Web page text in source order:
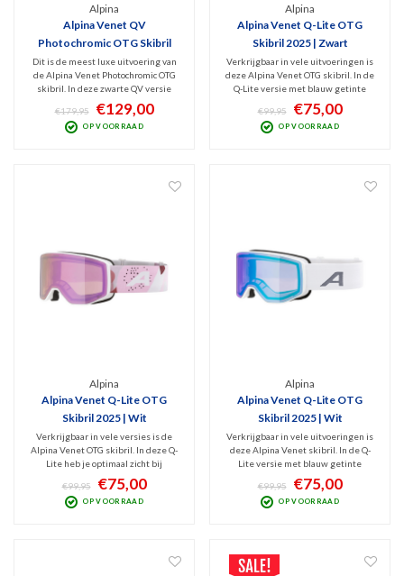
Alpina
Alpina Venet QV
Photochromic OTG Skibril
2025 | Zwart
Dit is de meest luxe uitvoering van
de Alpina Venet Photochromic OTG
skibril. In deze zwarte QV versie
heeft hij een meekleurende
QuattroVarioflex lens (Cat. 2-3).
Hierdoor ervaar je met deze goggles
€179,95 €129,00
OP VOORRAAD
Alpina
Alpina Venet Q-Lite OTG
Skibril 2025 | Zwart
Verkrijgbaar in vele uitvoeringen is
deze Alpina Venet OTG skibril. In de
Q-Lite versie met blauw getinte
Quattroflex Lite spiegellens (Cat. 2)
heb je optimaal zicht bij wisselvallig
weer. Moderne, veelzijdige medium-
€99,95 €75,00
OP VOORRAAD
Alpina
Alpina Venet Q-Lite OTG
Skibril 2025 | Wit
Verkrijgbaar in vele versies is de
Alpina Venet OTG skibril. In deze Q-
Lite heb je optimaal zicht bij
wisselvallig weer door de roze
getinte Quattroflex Lite spiegellens
(Cat. 2). Medium-fit bril met
€99,95 €75,00
OP VOORRAAD
Alpina
Alpina Venet Q-Lite OTG
Skibril 2025 | Wit
Verkrijgbaar in vele uitvoeringen is
deze Alpina Venet skibril. In de Q-
Lite versie met blauw getinte
Quattroflex Lite spiegellens (Cat. 2)
heb je optimaal zicht bij wisselvallig
weer. Moderne, veelzijdige medium-
€99,95 €75,00
OP VOORRAAD